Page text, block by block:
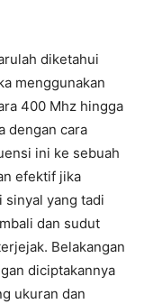
diketahui
menggunakan
400 Mhz hingga
dengan cara
ini ke sebuah
efektif jika
sinyal yang tadi
dan sudut
Belakangan
diciptakannya
ukuran dan